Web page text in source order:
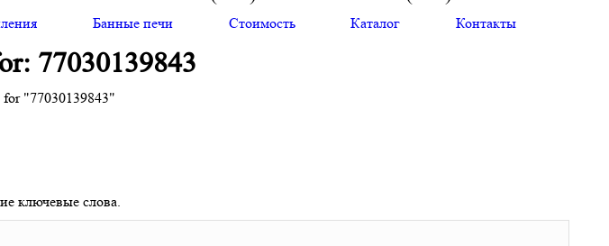
Банные печи Стоимость Каталог Контакты
77030139843
for "77030139843"
ключевые слова.